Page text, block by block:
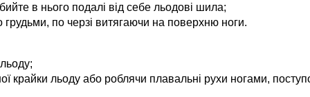
в нього подалі від себе льодові шила;
грудьми, по черзі витягаючи на поверхню ноги.
крайки льоду або роблячи плавальні рухи ногами,